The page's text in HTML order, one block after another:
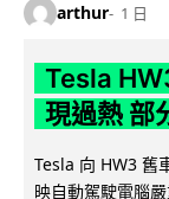
arthur 1 日
Tesla
現過熱 部
Tesla 向 HW3 舊
映自動駕駛電腦